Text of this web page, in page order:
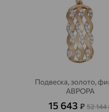
Подвеска, золото,
АВРОРА
15 643 ₽ 52 144